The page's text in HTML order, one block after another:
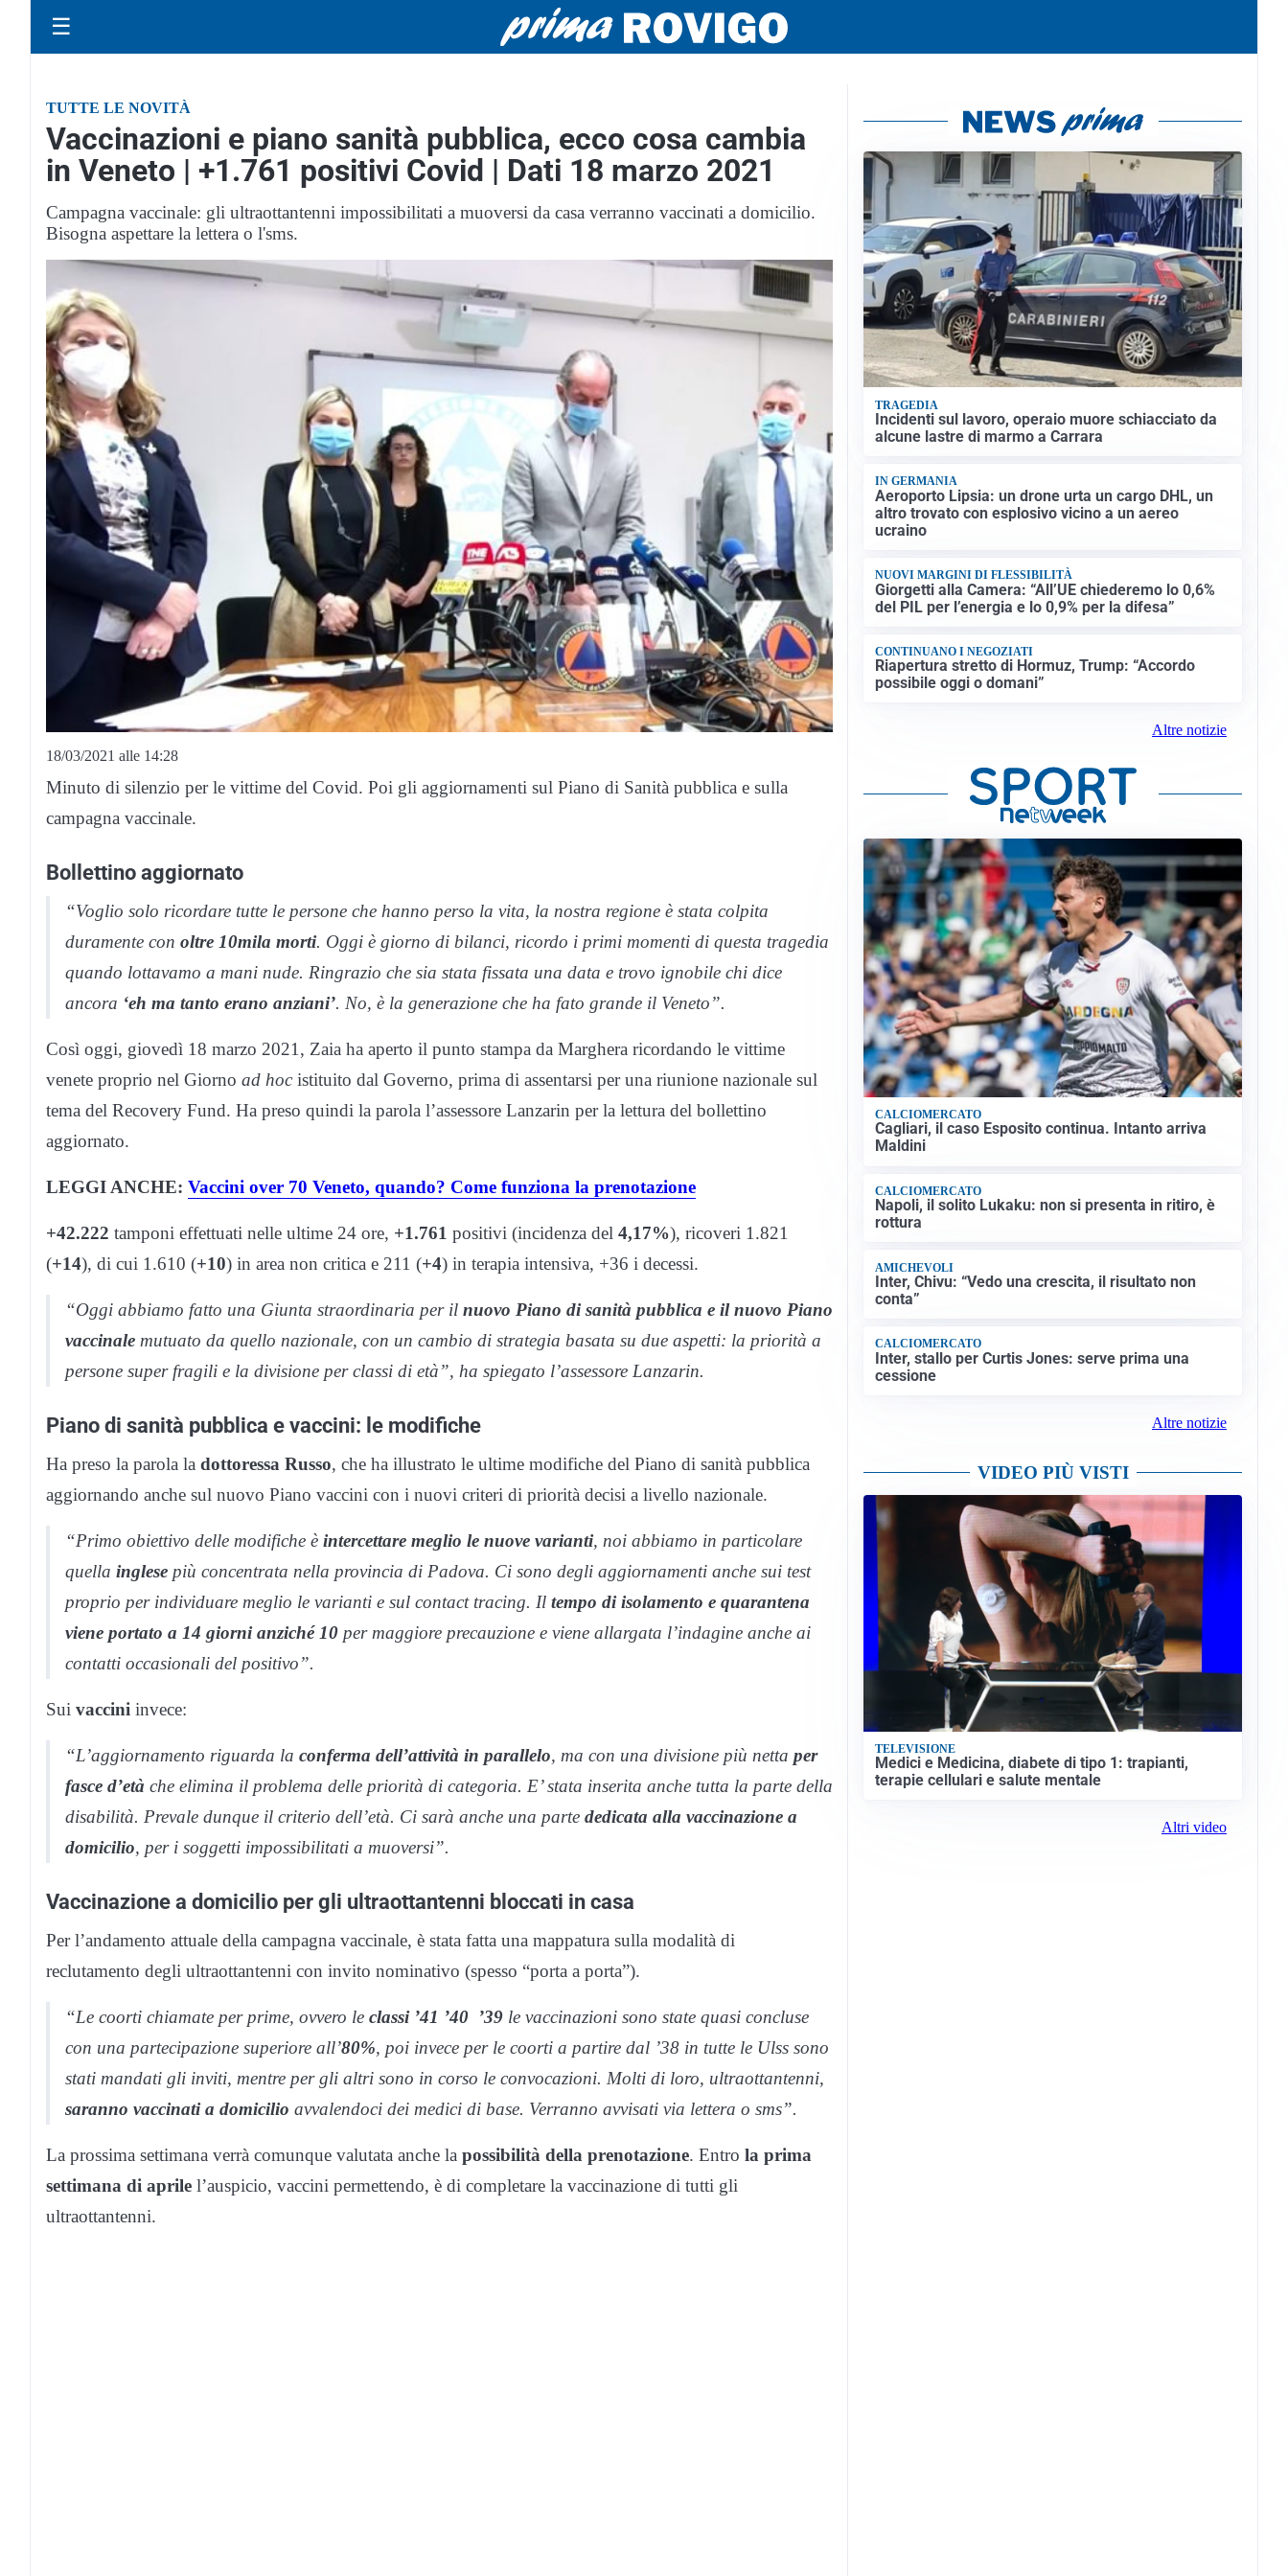
☰
TUTTE LE NOVITÀ
Vaccinazioni e piano sanità pubblica, ecco cosa cambia
in Veneto | +1.761 positivi Covid | Dati 18 marzo 2021
Campagna vaccinale: gli ultraottantenni impossibilitati a muoversi da casa verranno vaccinati a domicilio.
Bisogna aspettare la lettera o l'sms.
18/03/2021 alle 14:28
Minuto di silenzio per le vittime del Covid. Poi gli aggiornamenti sul Piano di Sanità pubblica e sulla
campagna vaccinale.
Bollettino aggiornato
“Voglio solo ricordare tutte le persone che hanno perso la vita, la nostra regione è stata colpita
duramente con oltre 10mila morti. Oggi è giorno di bilanci, ricordo i primi momenti di questa tragedia
quando lottavamo a mani nude. Ringrazio che sia stata fissata una data e trovo ignobile chi dice
ancora ‘eh ma tanto erano anziani’. No, è la generazione che ha fato grande il Veneto”.
Così oggi, giovedì 18 marzo 2021, Zaia ha aperto il punto stampa da Marghera ricordando le vittime
venete proprio nel Giorno ad hoc istituito dal Governo, prima di assentarsi per una riunione nazionale sul
tema del Recovery Fund. Ha preso quindi la parola l’assessore Lanzarin per la lettura del bollettino
aggiornato.
LEGGI ANCHE: Vaccini over 70 Veneto, quando? Come funziona la prenotazione
+42.222 tamponi effettuati nelle ultime 24 ore, +1.761 positivi (incidenza del 4,17%), ricoveri 1.821
(+14), di cui 1.610 (+10) in area non critica e 211 (+4) in terapia intensiva, +36 i decessi.
“Oggi abbiamo fatto una Giunta straordinaria per il nuovo Piano di sanità pubblica e il nuovo Piano
vaccinale mutuato da quello nazionale, con un cambio di strategia basata su due aspetti: la priorità a
persone super fragili e la divisione per classi di età”, ha spiegato l’assessore Lanzarin.
Piano di sanità pubblica e vaccini: le modifiche
Ha preso la parola la dottoressa Russo, che ha illustrato le ultime modifiche del Piano di sanità pubblica
aggiornando anche sul nuovo Piano vaccini con i nuovi criteri di priorità decisi a livello nazionale.
“Primo obiettivo delle modifiche è intercettare meglio le nuove varianti, noi abbiamo in particolare
quella inglese più concentrata nella provincia di Padova. Ci sono degli aggiornamenti anche sui test
proprio per individuare meglio le varianti e sul contact tracing. Il tempo di isolamento e quarantena
viene portato a 14 giorni anziché 10 per maggiore precauzione e viene allargata l’indagine anche ai
contatti occasionali del positivo”.
Sui vaccini invece:
“L’aggiornamento riguarda la conferma dell’attività in parallelo, ma con una divisione più netta per
fasce d’età che elimina il problema delle priorità di categoria. E’ stata inserita anche tutta la parte della
disabilità. Prevale dunque il criterio dell’età. Ci sarà anche una parte dedicata alla vaccinazione a
domicilio, per i soggetti impossibilitati a muoversi”.
Vaccinazione a domicilio per gli ultraottantenni bloccati in casa
Per l’andamento attuale della campagna vaccinale, è stata fatta una mappatura sulla modalità di
reclutamento degli ultraottantenni con invito nominativo (spesso “porta a porta”).
“Le coorti chiamate per prime, ovvero le classi ’41 ’40 ’39 le vaccinazioni sono state quasi concluse
con una partecipazione superiore all’80%, poi invece per le coorti a partire dal ’38 in tutte le Ulss sono
stati mandati gli inviti, mentre per gli altri sono in corso le convocazioni. Molti di loro, ultraottantenni,
saranno vaccinati a domicilio avvalendoci dei medici di base. Verranno avvisati via lettera o sms”.
La prossima settimana verrà comunque valutata anche la possibilità della prenotazione. Entro la prima
settimana di aprile l’auspicio, vaccini permettendo, è di completare la vaccinazione di tutti gli
ultraottantenni.
TRAGEDIA
Incidenti sul lavoro, operaio muore schiacciato da
alcune lastre di marmo a Carrara
IN GERMANIA
Aeroporto Lipsia: un drone urta un cargo DHL, un
altro trovato con esplosivo vicino a un aereo
ucraino
NUOVI MARGINI DI FLESSIBILITÀ
Giorgetti alla Camera: “All’UE chiederemo lo 0,6%
del PIL per l’energia e lo 0,9% per la difesa”
CONTINUANO I NEGOZIATI
Riapertura stretto di Hormuz, Trump: “Accordo
possibile oggi o domani”
Altre notizie
CALCIOMERCATO
Cagliari, il caso Esposito continua. Intanto arriva
Maldini
CALCIOMERCATO
Napoli, il solito Lukaku: non si presenta in ritiro, è
rottura
AMICHEVOLI
Inter, Chivu: “Vedo una crescita, il risultato non
conta”
CALCIOMERCATO
Inter, stallo per Curtis Jones: serve prima una
cessione
Altre notizie
VIDEO PIÙ VISTI
TELEVISIONE
Medici e Medicina, diabete di tipo 1: trapianti,
terapie cellulari e salute mentale
Altri video